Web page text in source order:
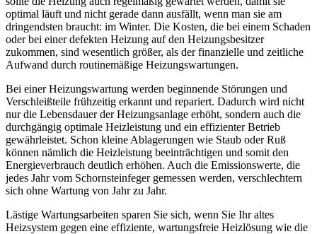
optimal läuft und nicht gerade dann ausfällt, wenn man sie am
dringendsten braucht: im Winter. Die Kosten, die bei einem Schaden
oder bei einer defekten Heizung auf den Heizungsbesitzer
zukommen, sind wesentlich größer, als der finanzielle und zeitliche
Aufwand durch routinemäßige Heizungswartungen.
Bei einer Heizungswartung werden beginnende Störungen und
Verschleißteile frühzeitig erkannt und repariert. Dadurch wird nicht
nur die Lebensdauer der Heizungsanlage erhöht, sondern auch die
durchgängig optimale Heizleistung und ein effizienter Betrieb
gewährleistet. Schon kleine Ablagerungen wie Staub oder Ruß
können nämlich die Heizleistung beeinträchtigen und somit den
Energieverbrauch deutlich erhöhen. Auch die Emissionswerte, die
jedes Jahr vom Schornsteinfeger gemessen werden, verschlechtern
sich ohne Wartung von Jahr zu Jahr.
Lästige Wartungsarbeiten sparen Sie sich, wenn Sie Ihr altes
Heizsystem gegen eine effiziente, wartungsfreie Heizlösung wie die